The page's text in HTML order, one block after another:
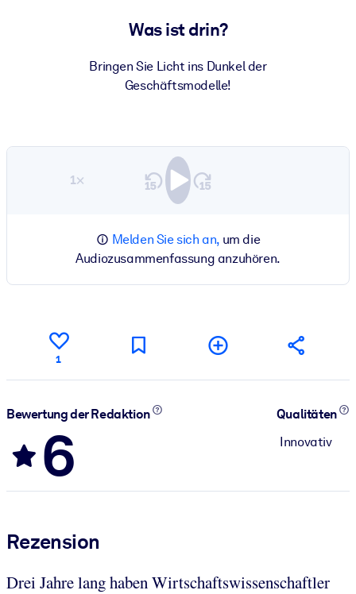
Was ist drin?
Bringen Sie Licht ins Dunkel der
Geschäftsmodelle!
1×
Melden Sie sich an,um die
Audiozusammenfassung anzuhören.
1
Bewertung der Redaktion
6
Qualitäten
Innovativ
Rezension
Drei Jahre lang haben Wirtschaftswissenschaftler